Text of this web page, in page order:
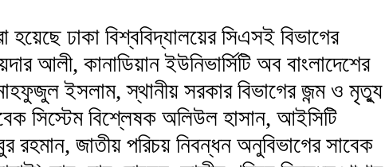
ঢাকা বিশ্ববিদ্যালয়ের সিএসই বিভাগের
আলী, কানাডিয়ান ইউনিভার্সিটি অব বাংলাদেশের
মাহফুজুল ইসলাম, স্থানীয় সরকার বিভাগের জন্ম ও মৃত্যু
সিস্টেম বিশ্লেষক অলিউল হাসান, আইসিটি
রহমান, জাতীয় পরিচয় নিবন্ধন অনুবিভাগের সাবেক